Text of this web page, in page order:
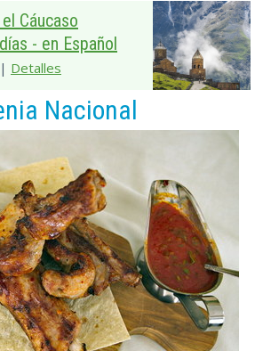
Cáucaso
- en Español
| Detalles
Nacional